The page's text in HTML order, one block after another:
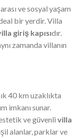
ve sosyal yaşam
bir yerdir. Villa
giriş kapısıdır.
zamanda villanın
40 km uzaklıkta
imkanı sunar.
ve güvenli villa
alanlar, parklar ve